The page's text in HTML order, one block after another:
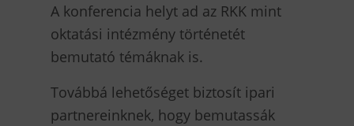
A konferencia helyt ad az RKK mint
oktatási intézmény történetét
bemutató témáknak is.
Továbbá lehetőséget biztosít ipari
partnereinknek, hogy bemutassák